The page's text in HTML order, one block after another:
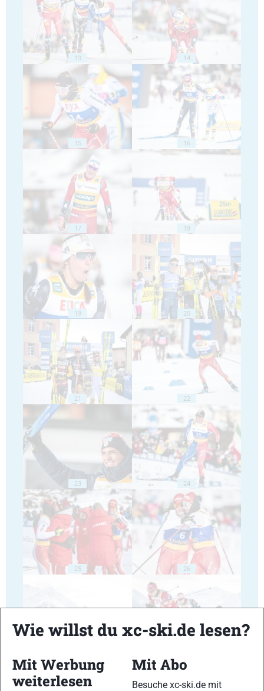
13 14
15 16
17 18
19 20
21 22
23 24
25 26
Wie willst du xc-ski.de lesen?
Mit Werbung
weiterlesen
Mit Abo
Besuche xc-ski.de mit